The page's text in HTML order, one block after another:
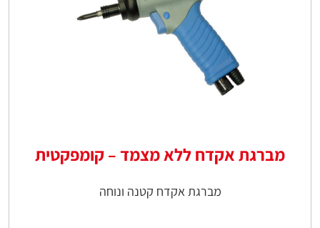
מברגת אקדח ללא מצמד – קומפקטית
מברגת אקדח קטנה ונוחה